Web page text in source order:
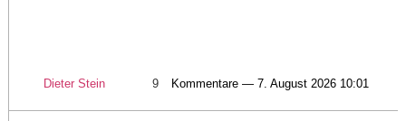
Dieter Stein 9 Kommentare — 7. August 2026 10:01